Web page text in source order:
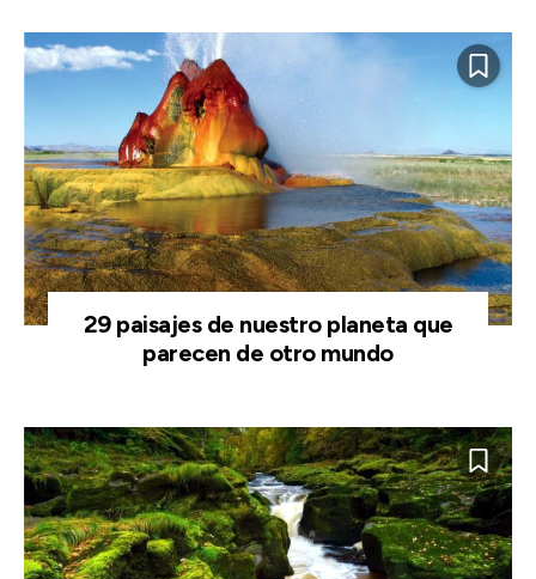
29 paisajes de nuestro planeta que
parecen de otro mundo